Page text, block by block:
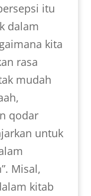
itu
dalam
kita
rasa
mudah
qodar
untuk
Misal,
kitab